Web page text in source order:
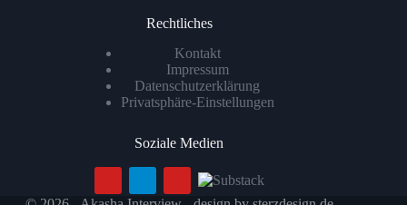
Rechtliches
Kontakt
Impressum
Datenschutzerklärung
Privatsphäre-Einstellungen
Soziale Medien